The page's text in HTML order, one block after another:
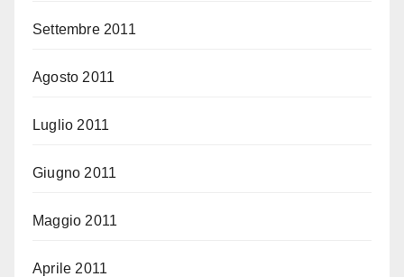
Settembre 2011
Agosto 2011
Luglio 2011
Giugno 2011
Maggio 2011
Aprile 2011